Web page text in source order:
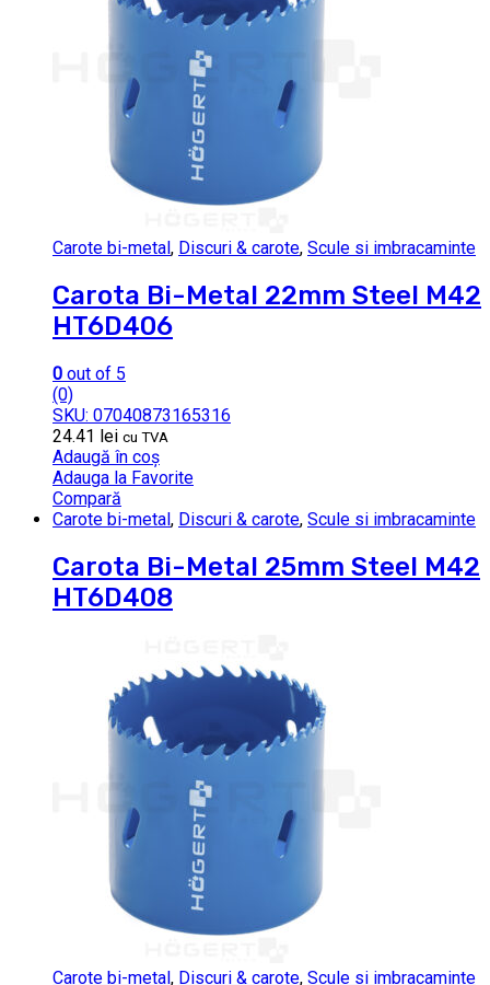
Carote bi-metal, Discuri & carote, Scule si imbracaminte
Carota Bi-Metal 22mm Steel M42
HT6D406
0 out of 5
(0)
SKU: 07040873165316
24.41 lei cu TVA
Adaugă în coș
Adauga la Favorite
Compară
Carote bi-metal, Discuri & carote, Scule si imbracaminte
Carota Bi-Metal 25mm Steel M42
HT6D408
Carote bi-metal, Discuri & carote, Scule si imbracaminte